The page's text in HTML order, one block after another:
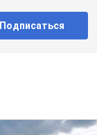
Подписаться